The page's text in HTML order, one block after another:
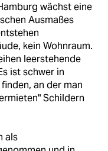
wächst eine
Ausmaßes
kein Wohnraum.
leerstehende
ist schwer in
an der man
Schildern
als